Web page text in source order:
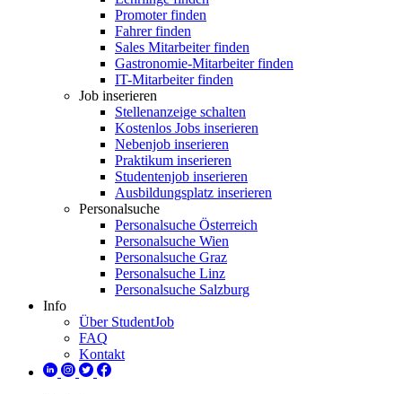
Promoter finden
Fahrer finden
Sales Mitarbeiter finden
Gastronomie-Mitarbeiter finden
IT-Mitarbeiter finden
Job inserieren
Stellenanzeige schalten
Kostenlos Jobs inserieren
Nebenjob inserieren
Praktikum inserieren
Studentenjob inserieren
Ausbildungsplatz inserieren
Personalsuche
Personalsuche Österreich
Personalsuche Wien
Personalsuche Graz
Personalsuche Linz
Personalsuche Salzburg
Info
Über StudentJob
FAQ
Kontakt